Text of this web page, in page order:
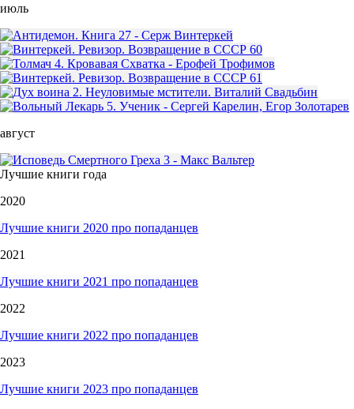
июль
август
Лучшие книги года
2020
Лучшие книги 2020 про попаданцев
2021
Лучшие книги 2021 про попаданцев
2022
Лучшие книги 2022 про попаданцев
2023
Лучшие книги 2023 про попаданцев